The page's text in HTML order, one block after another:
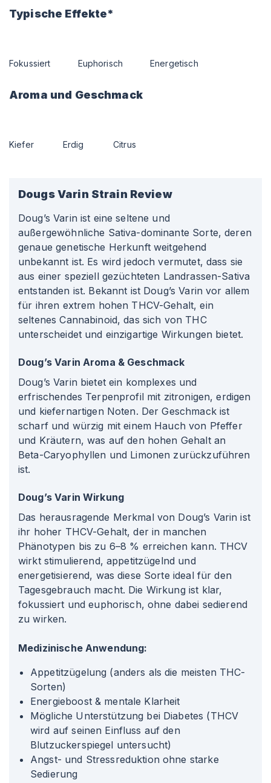
Typische Effekte*
Fokussiert Euphorisch Energetisch
Aroma und Geschmack
Kiefer Erdig Citrus
Dougs Varin Strain Review
Doug’s Varin ist eine seltene und
außergewöhnliche Sativa-dominante Sorte, deren
genaue genetische Herkunft weitgehend
unbekannt ist. Es wird jedoch vermutet, dass sie
aus einer speziell gezüchteten Landrassen-Sativa
entstanden ist. Bekannt ist Doug’s Varin vor allem
für ihren extrem hohen THCV-Gehalt, ein
seltenes Cannabinoid, das sich von THC
unterscheidet und einzigartige Wirkungen bietet.
Doug’s Varin Aroma & Geschmack
Doug’s Varin bietet ein komplexes und
erfrischendes Terpenprofil mit zitronigen, erdigen
und kiefernartigen Noten. Der Geschmack ist
scharf und würzig mit einem Hauch von Pfeffer
und Kräutern, was auf den hohen Gehalt an
Beta-Caryophyllen und Limonen zurückzuführen
ist.
Doug’s Varin Wirkung
Das herausragende Merkmal von Doug’s Varin ist
ihr hoher THCV-Gehalt, der in manchen
Phänotypen bis zu 6–8 % erreichen kann. THCV
wirkt stimulierend, appetitzügelnd und
energetisierend, was diese Sorte ideal für den
Tagesgebrauch macht. Die Wirkung ist klar,
fokussiert und euphorisch, ohne dabei sedierend
zu wirken.
Medizinische Anwendung:
Appetitzügelung (anders als die meisten THC-
Sorten)
Energieboost & mentale Klarheit
Mögliche Unterstützung bei Diabetes (THCV
wird auf seinen Einfluss auf den
Blutzuckerspiegel untersucht)
Angst- und Stressreduktion ohne starke
Sedierung